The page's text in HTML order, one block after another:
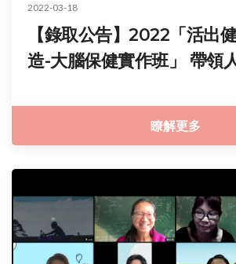
2022-03-18
【錄取公告】2022「活出
造-大腦保健實作班」 帶領
瞭解更多